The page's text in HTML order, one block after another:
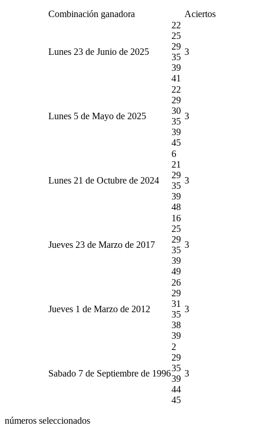
Combinación ganadora Aciertos
Lunes 23 de Junio de 2025
22
25
29
35
39
41
3
Lunes 5 de Mayo de 2025
22
29
30
35
39
45
3
Lunes 21 de Octubre de 2024
6
21
29
35
39
48
3
Jueves 23 de Marzo de 2017
16
25
29
35
39
49
3
Jueves 1 de Marzo de 2012
26
29
31
35
38
39
3
Sabado 7 de Septiembre de 1996
2
29
35
39
44
45
3
números seleccionados